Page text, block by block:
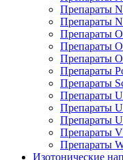
Препараты
Препараты
Препараты
Препараты
Препараты
Препараты
Препараты
Препараты
Препараты
Препараты
Препараты
Препараты
Изотонические